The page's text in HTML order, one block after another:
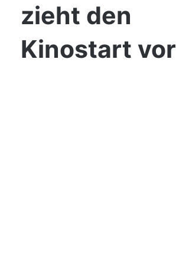
zieht den
Kinostart vor